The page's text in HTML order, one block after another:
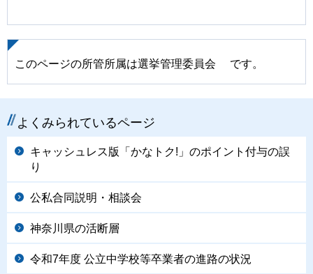
このページの所管所属は選挙管理委員会 です。
よくみられているページ
キャッシュレス版「かなトク!」のポイント付与の誤
り
公私合同説明・相談会
神奈川県の活断層
令和7年度 公立中学校等卒業者の進路の状況